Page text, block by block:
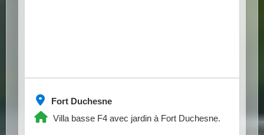
Fort Duchesne
Villa basse F4 avec jardin à Fort Duchesne.